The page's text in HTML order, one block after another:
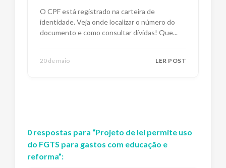
O CPF está registrado na carteira de
identidade. Veja onde localizar o número do
documento e como consultar dívidas! Que...
20 de maio LER POST
0 respostas para “Projeto de lei permite uso
do FGTS para gastos com educação e
reforma”: